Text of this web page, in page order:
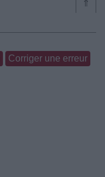
⇑
Corriger une erreur